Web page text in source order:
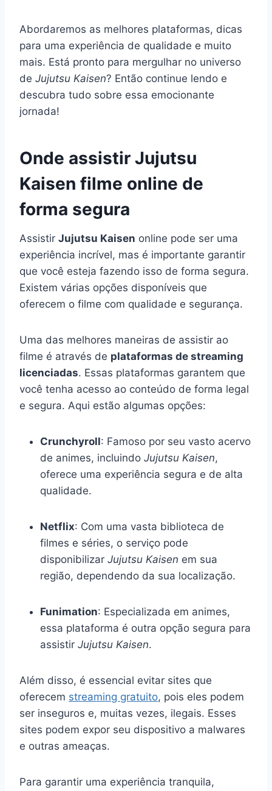
Abordaremos as melhores plataformas, dicas
para uma experiência de qualidade e muito
mais. Está pronto para mergulhar no universo
de Jujutsu Kaisen? Então continue lendo e
descubra tudo sobre essa emocionante
jornada!
Onde assistir Jujutsu
Kaisen filme online de
forma segura
Assistir Jujutsu Kaisen online pode ser uma
experiência incrível, mas é importante garantir
que você esteja fazendo isso de forma segura.
Existem várias opções disponíveis que
oferecem o filme com qualidade e segurança.
Uma das melhores maneiras de assistir ao
filme é através de plataformas de streaming
licenciadas. Essas plataformas garantem que
você tenha acesso ao conteúdo de forma legal
e segura. Aqui estão algumas opções:
Crunchyroll: Famoso por seu vasto acervo
de animes, incluindo Jujutsu Kaisen,
oferece uma experiência segura e de alta
qualidade.
Netflix: Com uma vasta biblioteca de
filmes e séries, o serviço pode
disponibilizar Jujutsu Kaisen em sua
região, dependendo da sua localização.
Funimation: Especializada em animes,
essa plataforma é outra opção segura para
assistir Jujutsu Kaisen.
Além disso, é essencial evitar sites que
oferecem streaming gratuito, pois eles podem
ser inseguros e, muitas vezes, ilegais. Esses
sites podem expor seu dispositivo a malwares
e outras ameaças.
Para garantir uma experiência tranquila,